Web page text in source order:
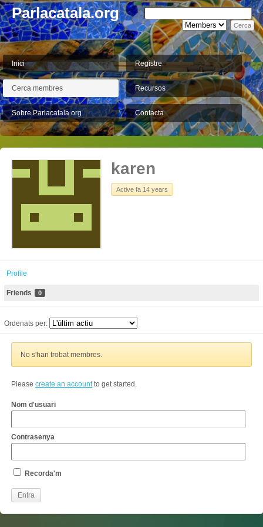
Parlacatala.org
Inici Registre
Cerca membres Recursos
Sobre Parlacatala.org Contacta
karen
Active fa 14 years
Profile
Friends 0
Ordenats per:
No s'han trobat membres.
Please create an accountto get started.
Nom d'usuari
Contrasenya
Recorda'm